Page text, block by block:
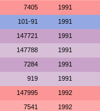
7405 1991
101-91 1991
147721 1991
147788 1991
7284 1991
919 1991
147995 1992
7541 1992